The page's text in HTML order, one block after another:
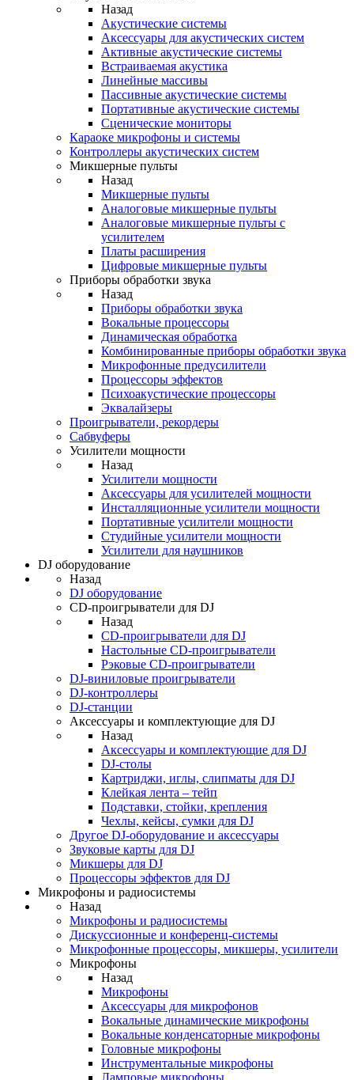
Назад
Акустические системы
Аксессуары для акустических систем
Активные акустические системы
Встраиваемая акустика
Линейные массивы
Пассивные акустические системы
Портативные акустические системы
Сценические мониторы
Караоке микрофоны и системы
Контроллеры акустических систем
Микшерные пульты
Назад
Микшерные пульты
Аналоговые микшерные пульты
Аналоговые микшерные пульты с
усилителем
Платы расширения
Цифровые микшерные пульты
Приборы обработки звука
Назад
Приборы обработки звука
Вокальные процессоры
Динамическая обработка
Комбинированные приборы обработки звука
Микрофонные предусилители
Процессоры эффектов
Психоакустические процессоры
Эквалайзеры
Проигрыватели, рекордеры
Сабвуферы
Усилители мощности
Назад
Усилители мощности
Аксессуары для усилителей мощности
Инсталляционные усилители мощности
Портативные усилители мощности
Студийные усилители мощности
Усилители для наушников
DJ оборудование
Назад
DJ оборудование
CD-проигрыватели для DJ
Назад
CD-проигрыватели для DJ
Настольные CD-проигрыватели
Рэковые CD-проигрыватели
DJ-виниловые проигрыватели
DJ-контроллеры
DJ-станции
Аксессуары и комплектующие для DJ
Назад
Аксессуары и комплектующие для DJ
DJ-столы
Картриджи, иглы, слипматы для DJ
Клейкая лента – тейп
Подставки, стойки, крепления
Чехлы, кейсы, сумки для DJ
Другое DJ-оборудование и аксессуары
Звуковые карты для DJ
Микшеры для DJ
Процессоры эффектов для DJ
Микрофоны и радиосистемы
Назад
Микрофоны и радиосистемы
Дискуссионные и конференц-системы
Микрофонные процессоры, микшеры, усилители
Микрофоны
Назад
Микрофоны
Аксессуары для микрофонов
Вокальные динамические микрофоны
Вокальные конденсаторные микрофоны
Головные микрофоны
Инструментальные микрофоны
Ламповые микрофоны